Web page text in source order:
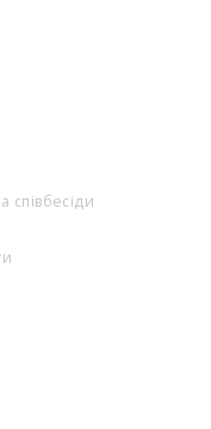
співбесіди